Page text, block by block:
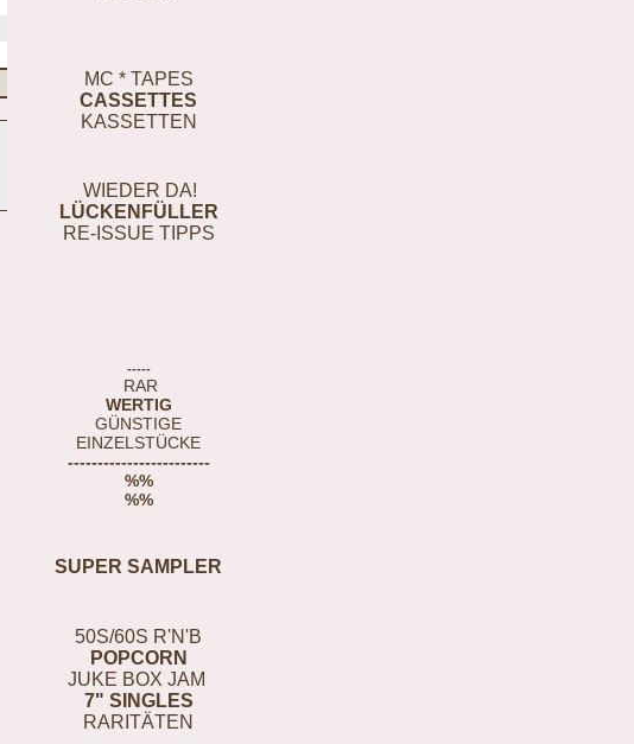
MC * TAPES
CASSETTES
KASSETTEN
WIEDER DA!
LÜCKENFÜLLER
RE-ISSUE TIPPS
-----
RAR
WERTIG
GÜNSTIGE
EINZELSTÜCKE
------------------------
%%
%%
SUPER SAMPLER
50S/60S R'N'B
POPCORN
JUKE BOX JAM
7" SINGLES
RARITÄTEN